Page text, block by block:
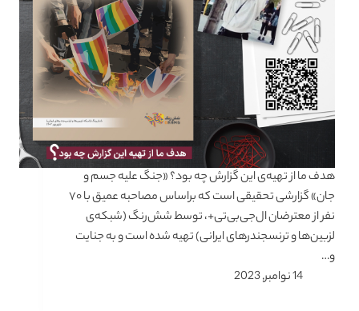
هدف ما از تهیه‌ی این گزارش چه بود؟ «جنگ علیه جسم و
جان» گزارشی تحقیقی است که براساس مصاحبه عمیق با ۷۰
نفر از معترضان ال‌جی‌بی‌تی+، توسط شش‌رنگ (شبکه‌ی
لزبین‌ها و ترنسجندرهای ایرانی) تهیه شده است و به جنایت
و…
14 نوامبر, 2023